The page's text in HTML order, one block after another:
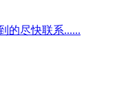
的尽快联系......